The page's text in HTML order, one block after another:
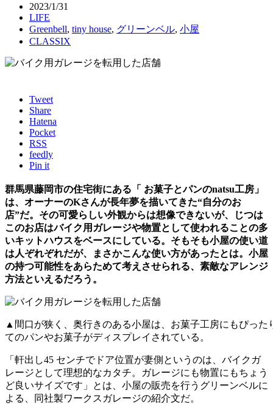
2023/1/31
LIFE
Greenbell, tiny house, グリーンベル, 小屋
CLASSIX
Tweet
Share
Hatena
Pocket
RSS
feedly
Pin it
群馬県藤岡市の住宅街にある「 お菓子とパンのnatsu工房」
は、オーナーのKさんが長年夢を描いてきた“自分のお
店”だ。その可愛らしい外観からは想像できないが、じつは
このお店はバイク用ガレージや物置として使われることの多
いキットハウスをベースにしている。そもそも小屋の使い道
は人ぞれぞれだが、まさかこんな使い方があったとは。小屋
の持つ可能性をあらためて考えさせられる、素敵なアレンジ
方法といえるだろう。
▲間口が狭く、奥行きのある小屋は、お菓子工房にもぴっ
てのパンやお菓子がディスプレイされている。
「軒出し45 センチでドア位置が妻側というのは、バイクガ
レージとして理想的なカタチ。ガレージにも物置にもちょう
ど良いサイズです」とは、小屋の販売を行うグリーンベルに
よる、同社製ワークスガレージの紹介文だ。